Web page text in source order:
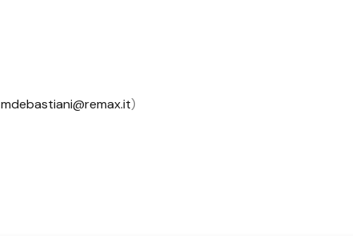
mdebastiani@remax.it)